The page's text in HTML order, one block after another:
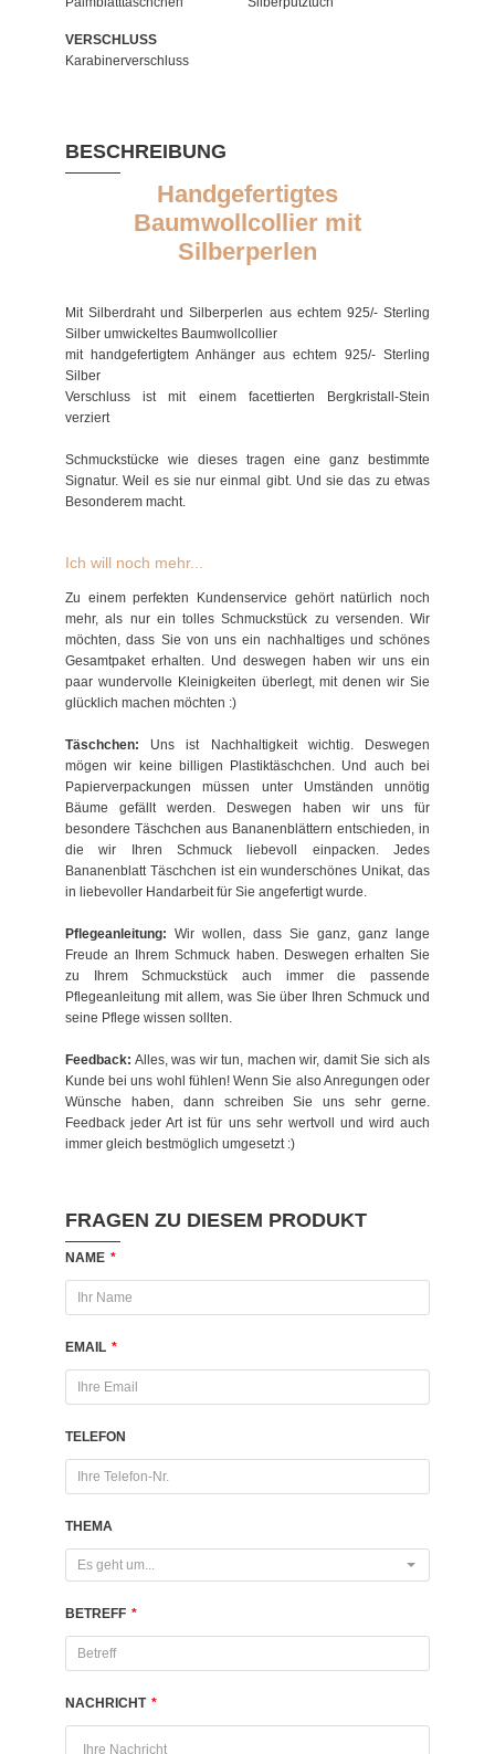
VERSCHLUSS
Karabinerverschluss
FRAGEN ZU DIESEM PRODUKT
NAME *
EMAIL *
TELEFON
THEMA
Es geht um...
BETREFF *
NACHRICHT *
BESCHREIBUNG
Handgefertigtes
Baumwollcollier mit
Silberperlen
Mit Silberdraht und Silberperlen aus echtem 925/- Sterling
Silber umwickeltes Baumwollcollier
mit handgefertigtem Anhänger aus echtem 925/- Sterling
Silber
Verschluss ist mit einem facettierten Bergkristall-Stein
verziert
Schmuckstücke wie dieses tragen eine ganz bestimmte
Signatur. Weil es sie nur einmal gibt. Und sie das zu etwas
Besonderem macht.
Ich will noch mehr...
Zu einem perfekten Kundenservice gehört natürlich noch
mehr, als nur ein tolles Schmuckstück zu versenden. Wir
möchten, dass Sie von uns ein nachhaltiges und schönes
Gesamtpaket erhalten. Und deswegen haben wir uns ein
paar wundervolle Kleinigkeiten überlegt, mit denen wir Sie
glücklich machen möchten :)
Täschchen: Uns ist Nachhaltigkeit wichtig. Deswegen
mögen wir keine billigen Plastiktäschchen. Und auch bei
Papierverpackungen müssen unter Umständen unnötig
Bäume gefällt werden. Deswegen haben wir uns für
besondere Täschchen aus Bananenblättern entschieden, in
die wir Ihren Schmuck liebevoll einpacken. Jedes
Bananenblatt Täschchen ist ein wunderschönes Unikat, das
in liebevoller Handarbeit für Sie angefertigt wurde.
Pflegeanleitung: Wir wollen, dass Sie ganz, ganz lange
Freude an Ihrem Schmuck haben. Deswegen erhalten Sie
zu Ihrem Schmuckstück auch immer die passende
Pflegeanleitung mit allem, was Sie über Ihren Schmuck und
seine Pflege wissen sollten.
Feedback: Alles, was wir tun, machen wir, damit Sie sich als
Kunde bei uns wohl fühlen! Wenn Sie also Anregungen oder
Wünsche haben, dann schreiben Sie uns sehr gerne.
Feedback jeder Art ist für uns sehr wertvoll und wird auch
immer gleich bestmöglich umgesetzt :)